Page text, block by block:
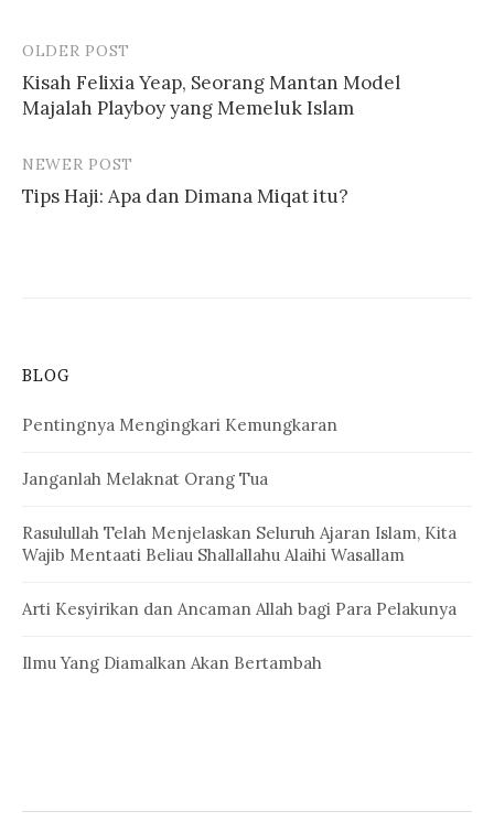
Post
navigation
OLDER POST
Kisah Felixia Yeap, Seorang Mantan Model
Majalah Playboy yang Memeluk Islam
NEWER POST
Tips Haji: Apa dan Dimana Miqat itu?
BLOG
Pentingnya Mengingkari Kemungkaran
Janganlah Melaknat Orang Tua
Rasulullah Telah Menjelaskan Seluruh Ajaran Islam, Kita
Wajib Mentaati Beliau Shallallahu Alaihi Wasallam
Arti Kesyirikan dan Ancaman Allah bagi Para Pelakunya
Ilmu Yang Diamalkan Akan Bertambah